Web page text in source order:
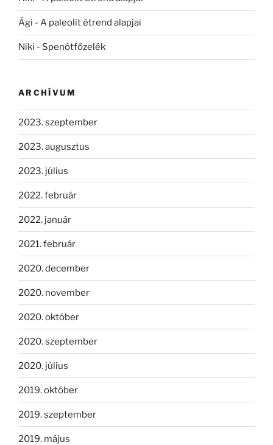
Ági - A paleolit étrend alapjai
Niki - Spenótfőzelék
ARCHÍVUM
2023. szeptember
2023. augusztus
2023. július
2022. február
2022. január
2021. február
2020. december
2020. november
2020. október
2020. szeptember
2020. július
2019. október
2019. szeptember
2019. május